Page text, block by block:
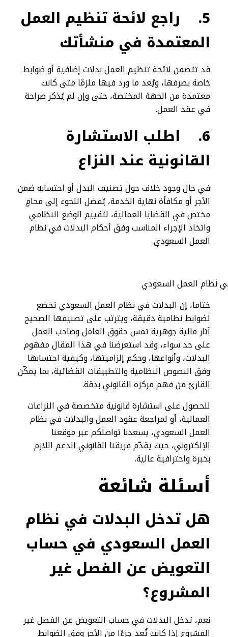
5.
راجع لائحة تنظيم العمل
المعتمدة في منشأتك
قد تتضمن لائحة تنظيم العمل بدلات إضافية أو ضوابط
خاصة بصرفها، ويُعد ما ورد فيها ملزمًا متى كانت
معتمدة من الجهة المختصة، حتى وإن لم يُذكر صراحة
في عقد العمل.
6.
اطلب الاستشارة
القانونية عند النزاع
في حال وجود خلاف حول تصنيف البدل أو احتسابه ضمن
الأجر أو مكافأة نهاية الخدمة، يُفضل اللجوء إلى محامٍ
مختص في القضايا العمالية، لتقييم الوضع النظامي
واتخاذ الإجراء المناسب وفق أحكام البدلات في نظام
العمل السعودي.
ختاما، إن البدلات في نظام العمل السعودي تخضع
لضوابط نظامية دقيقة، ويترتب على تصنيفها الصحيح
آثار مالية جوهرية تمس حقوق العامل وصاحب العمل
على حد سواء، وقد استعرضنا في هذا المقال مفهوم
البدلات، وأنواعها، وحكم إلزاميتها، وكيفية احتسابها
وفق النصوص النظامية والتطبيقات القضائية، بما يمكّن
القارئ من فهم مركزه القانوني بدقة.
للحصول على استشارة قانونية متخصصة في النزاعات
العمالية، أو لمراجعة عقود العمل والبدلات في نظام
العمل السعودي، يسعدنا تواصلكم عبر موقعنا
الإلكتروني، حيث يقدّم فريقنا القانوني الدعم اللازم
بخبرة واحترافية عالية.
أسئلة شائعة
هل تدخل البدلات في نظام
العمل السعودي في حساب
التعويض عن الفصل غير
المشروع؟
نعم، تدخل البدلات في حساب التعويض عن الفصل غير
المشروع إذا كانت تُعد جزءًا من الأجر وفق الضوابط